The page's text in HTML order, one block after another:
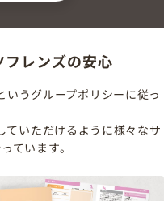
フレンズの安心
うグループポリシーに従っ
ていただけるように様々なサ
ています。